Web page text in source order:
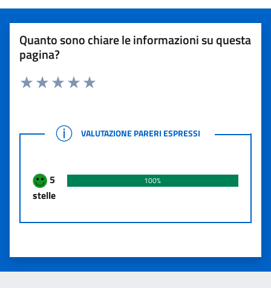
Quanto sono chiare le informazioni su questa
pagina?
Rating:
VALUTAZIONE PARERI ESPRESSI
VALUTAZIONE PARERI ESPRESSI
5
stelle
100%